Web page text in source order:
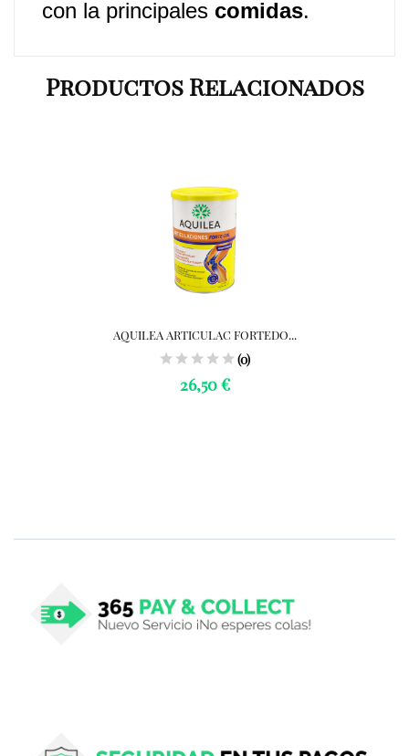
con la principales comidas.
Productos Relacionados
AQUILEA ARTICULAC FORTEDO...
(0)
26,50 €